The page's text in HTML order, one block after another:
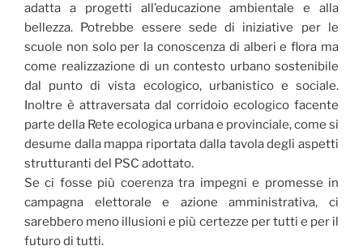
adatta a progetti all’educazione ambientale e alla
bellezza. Potrebbe essere sede di iniziative per le
scuole non solo per la conoscenza di alberi e flora ma
come realizzazione di un contesto urbano sostenibile
dal punto di vista ecologico, urbanistico e sociale.
Inoltre è attraversata dal corridoio ecologico facente
parte della Rete ecologica urbana e provinciale, come si
desume dalla mappa riportata dalla tavola degli aspetti
strutturanti del PSC adottato.
Se ci fosse più coerenza tra impegni e promesse in
campagna elettorale e azione amministrativa, ci
sarebbero meno illusioni e più certezze per tutti e per il
futuro di tutti.